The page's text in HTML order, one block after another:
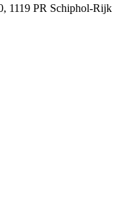
1119 PR Schiphol-Rijk